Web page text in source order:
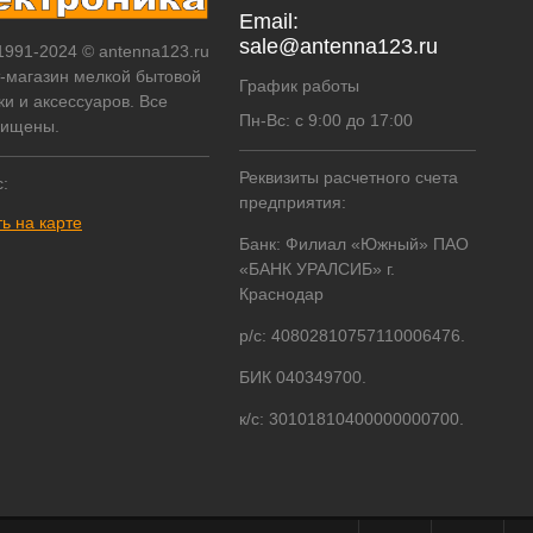
2024 © antenna123.ru
магазин мелкой бытовой
и аксессуаров. Все
на карте
Email:
sale@antenna123.ru
График работы
Пн-Вс: с 9:00 до 17:00
Реквизиты расчетного счета
предприятия:
Банк: Филиал «Южный» ПАО
«БАНК УРАЛСИБ» г.
Краснодар
р/с: 40802810757110006476.
БИК 040349700.
к/с: 30101810400000000700.